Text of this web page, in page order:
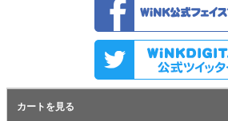
カートを見る